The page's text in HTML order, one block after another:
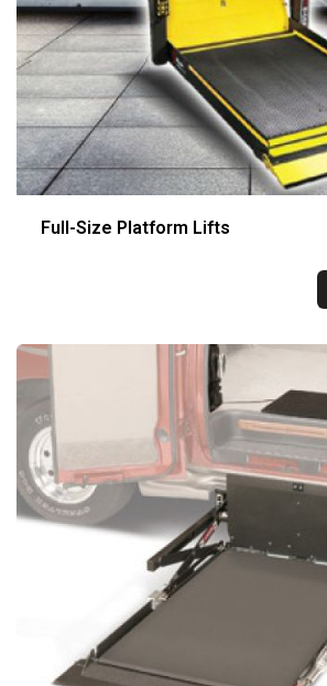
Full-Size Platform Lifts